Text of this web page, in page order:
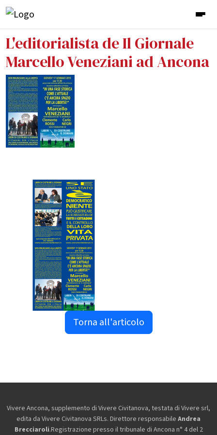
L'editorialista de Il Giornale
Marcello Veneziani ad Ancona
Torna all'articolo
Vivere Ancona, supplemento di Vivere Civitanova, testata di Vivere srl,
edita da Vivere Civitanova SRLs. Direttore responsabile Andrea
Brecciaroli.Registrazione presso il tribunale di Ancona n° 4 del 2